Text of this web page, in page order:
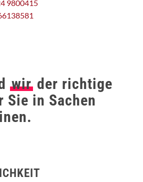
9800415
wir der richtige
Sie in Sachen